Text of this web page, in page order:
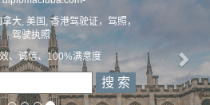
大, 美国, 香港驾驶证，驾照，
驾驶执照
、诚信、100%满意度